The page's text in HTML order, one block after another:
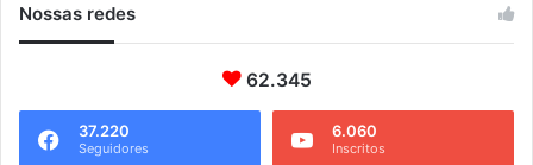
Nossas redes
62.345
37.220
Seguidores
6.060
Inscritos